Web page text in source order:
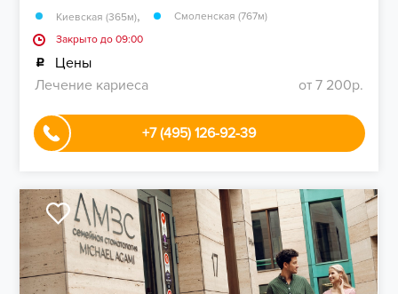
Киевская (365м),
Смоленская (767м)
Закрыто до 09:00
Цены
Лечение кариеса
от 7 200р.
+7 (495) 126-92-39